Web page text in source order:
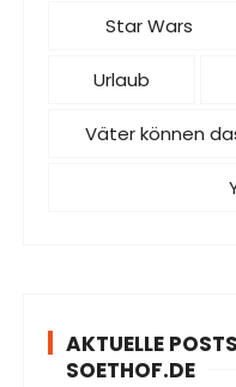
Star Wars
Urlaub
Väter können
AKTUELLE
SOETHOF.DE